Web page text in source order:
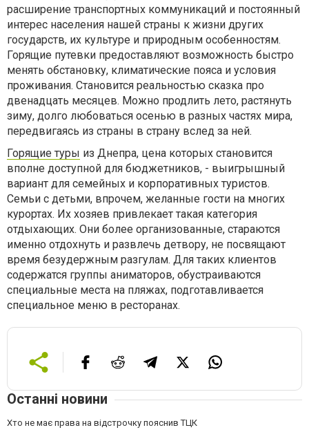
расширение транспортных коммуникаций и постоянный
интерес населения нашей страны к жизни других
государств, их культуре и природным особенностям.
Горящие путевки предоставляют возможность быстро
менять обстановку, климатические пояса и условия
проживания. Становится реальностью сказка про
двенадцать месяцев. Можно продлить лето, растянуть
зиму, долго любоваться осенью в разных частях мира,
передвигаясь из страны в страну вслед за ней.
Горящие туры из Днепра, цена которых становится
вполне доступной для бюджетников, - выигрышный
вариант для семейных и корпоративных туристов.
Семьи с детьми, впрочем, желанные гости на многих
курортах. Их хозяев привлекает такая категория
отдыхающих. Они более организованные, стараются
именно отдохнуть и развлечь детвору, не посвящают
время безудержным разгулам. Для таких клиентов
содержатся группы аниматоров, обустраиваются
специальные места на пляжах, подготавливается
специальное меню в ресторанах.
Останні новини
Хто не має права на відстрочку пояснив ТЦК